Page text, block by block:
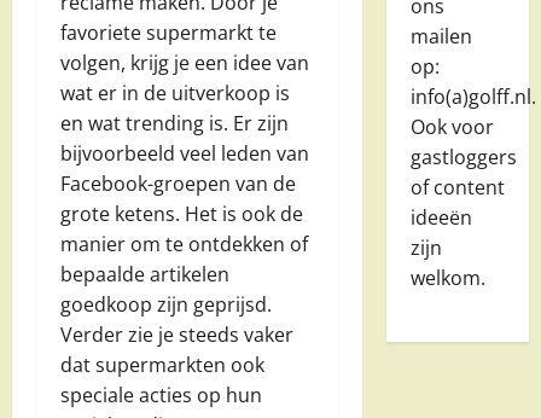
favoriete supermarkt te
volgen, krijg je een idee van
wat er in de uitverkoop is
en wat trending is. Er zijn
bijvoorbeeld veel leden van
Facebook-groepen van de
grote ketens. Het is ook de
manier om te ontdekken of
bepaalde artikelen
goedkoop zijn geprijsd.
Verder zie je steeds vaker
dat supermarkten ook
speciale acties op hun
ons
mailen
op:
info(a)golff.nl.
Ook voor
gastloggers
of content
ideeën
zijn
welkom.